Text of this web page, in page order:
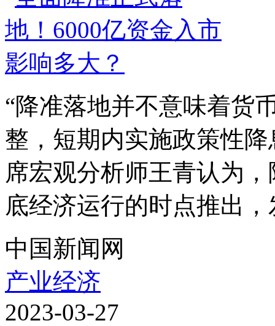
“降准落地并不意味着货
整，短期内实施政策性
席宏观分析师王青认为
底经济运行的时点推出，
中国新闻网
产业经济
2023-03-27